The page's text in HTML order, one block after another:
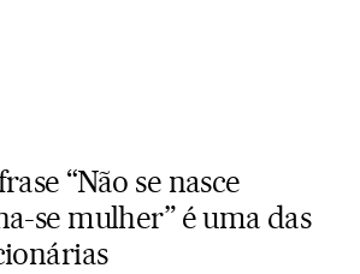
“Não se nasce
se mulher” é uma das